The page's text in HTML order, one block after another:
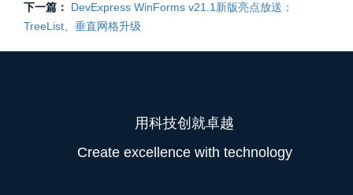
下一篇：
DevExpress WinForms v21.1新版亮点放送：
TreeList、垂直网格升级
用科技创就卓越
Create excellence with technology